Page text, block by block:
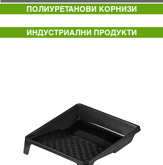
ПОЛИУРЕТАНОВИ КОРНИЗИ
ИНДУСТРИАЛНИ ПРОДУКТИ